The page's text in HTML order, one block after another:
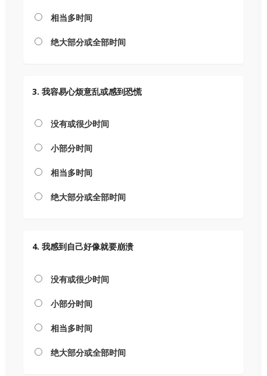
相当多时间
绝大部分或全部时间
3. 我容易心烦意乱或感到恐慌
没有或很少时间
小部分时间
相当多时间
绝大部分或全部时间
4. 我感到自己好像就要崩溃
没有或很少时间
小部分时间
相当多时间
绝大部分或全部时间